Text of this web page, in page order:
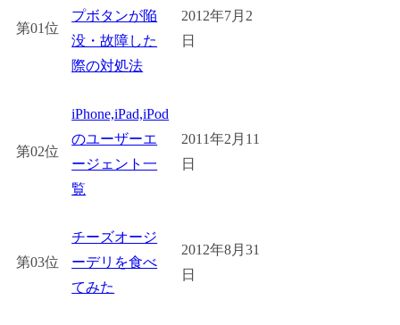
第01位
プボタンが陥
没・故障した
際の対処法
2012年7月2
日
第02位
iPhone,iPad,iPod
のユーザーエ
ージェント一
覧
2011年2月11
日
第03位
チーズオージ
ーデリを食べ
てみた
2012年8月31
日